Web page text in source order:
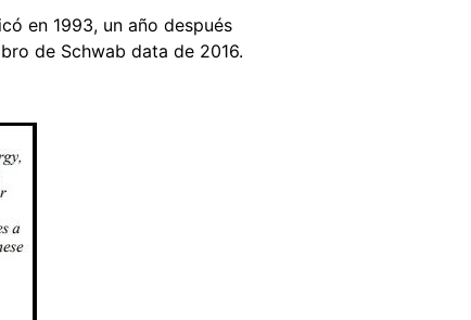
en 1993, un año después
de Schwab data de 2016.